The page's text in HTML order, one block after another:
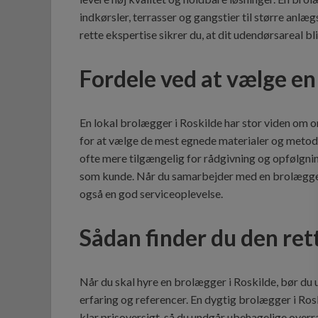
indkørsler, terrasser og gangstier til større
rette ekspertise sikrer du, at dit udendørsareal
Fordele ved at vælge
En lokal brolægger i Roskilde har stor viden om
for at vælge de mest egnede materialer og
ofte mere tilgængelig for rådgivning og
som kunde. Når du samarbejder med en
også en god serviceoplevelse.
Sådan finder du den
Når du skal hyre en brolægger i Roskilde, bør du
erfaring og referencer. En dygtig brolægger i